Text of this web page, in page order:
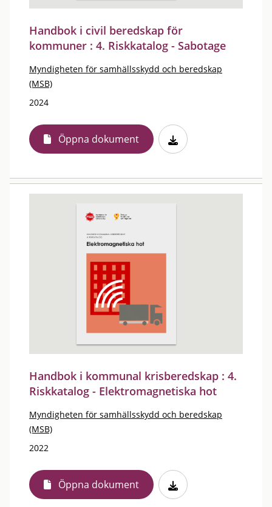
Handbok i civil beredskap för
kommuner : 4. Riskkatalog - Sabotage
Myndigheten för samhällsskydd och beredskap
(MSB)
2024
Öppna dokument
Handbok i kommunal krisberedskap : 4.
Riskkatalog - Elektromagnetiska hot
Myndigheten för samhällsskydd och beredskap
(MSB)
2022
Öppna dokument